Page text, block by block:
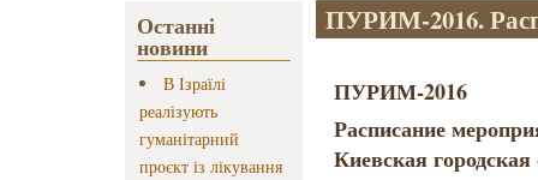
Останні
новини
В Ізраїлі
реалізують
гуманітарний
проєкт із лікування
ПУРИМ-2016.
ПУРИМ-2016
Расписание
Киевская